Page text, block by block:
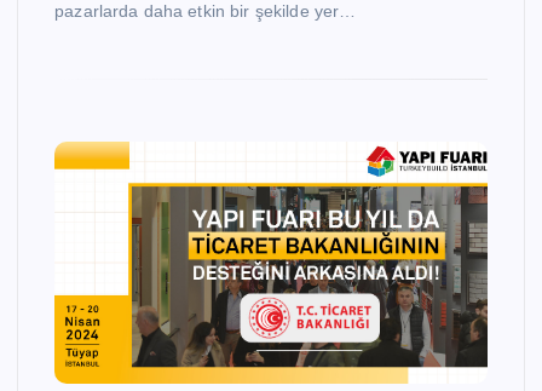
pazarlarda daha etkin bir şekilde yer…